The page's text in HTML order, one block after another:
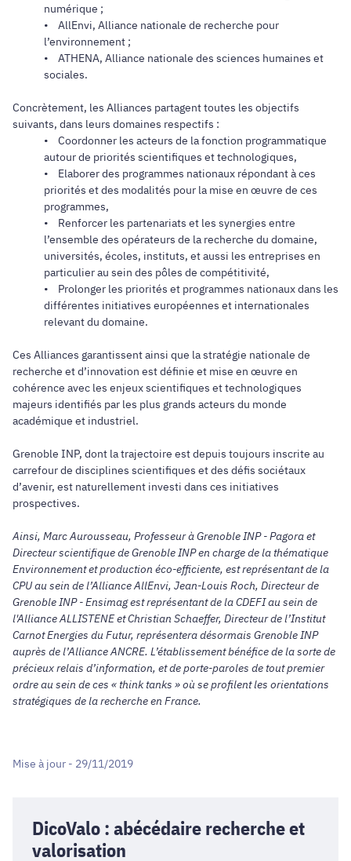
numérique ;
• AllEnvi, Alliance nationale de recherche pour
l’environnement ;
• ATHENA, Alliance nationale des sciences humaines et
sociales.
Concrètement, les Alliances partagent toutes les objectifs
suivants, dans leurs domaines respectifs :
• Coordonner les acteurs de la fonction programmatique
autour de priorités scientifiques et technologiques,
• Elaborer des programmes nationaux répondant à ces
priorités et des modalités pour la mise en œuvre de ces
programmes,
• Renforcer les partenariats et les synergies entre
l’ensemble des opérateurs de la recherche du domaine,
universités, écoles, instituts, et aussi les entreprises en
particulier au sein des pôles de compétitivité,
• Prolonger les priorités et programmes nationaux dans les
différentes initiatives européennes et internationales
relevant du domaine.
Ces Alliances garantissent ainsi que la stratégie nationale de
recherche et d’innovation est définie et mise en œuvre en
cohérence avec les enjeux scientifiques et technologiques
majeurs identifiés par les plus grands acteurs du monde
académique et industriel.
Grenoble INP, dont la trajectoire est depuis toujours inscrite au
carrefour de disciplines scientifiques et des défis sociétaux
d’avenir, est naturellement investi dans ces initiatives
prospectives.
Ainsi, Marc Aurousseau, Professeur à Grenoble INP - Pagora et
Directeur scientifique de Grenoble INP en charge de la thématique
Environnement et production éco-efficiente, est représentant de la
CPU au sein de l’Alliance AllEnvi, Jean-Louis Roch, Directeur de
Grenoble INP - Ensimag est représentant de la CDEFI au sein de
l'Alliance ALLISTENE et Christian Schaeffer, Directeur de l’Institut
Carnot Energies du Futur, représentera désormais Grenoble INP
auprès de l’Alliance ANCRE. L’établissement bénéfice de la sorte de
précieux relais d’information, et de porte-paroles de tout premier
ordre au sein de ces « think tanks » où se profilent les orientations
stratégiques de la recherche en France.
Mise à jour - 29/11/2019
DicoValo : abécédaire recherche et
valorisation